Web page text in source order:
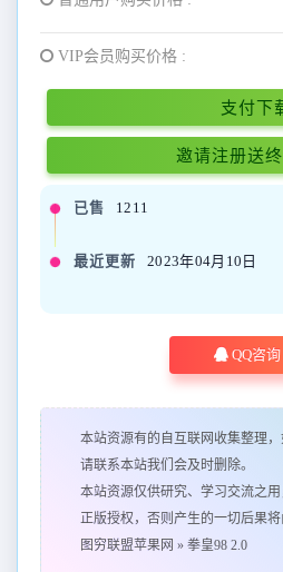
VIP会员购买价格 :
支付下
邀请注册送
已售 1211
最近更新 2023年04月10日
QQ咨询
本站资源有的自互联网收集整理，
请联系本站我们会及时删除。
本站资源仅供研究、学习交流之
正版授权，否则产生的一切后果将
图穷联盟苹果网 » 拳皇98 2.0